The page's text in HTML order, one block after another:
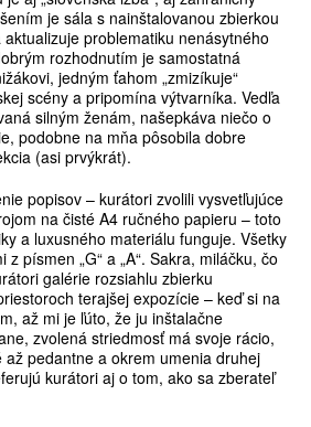
je sála s nainštalovanou zbierkou
problematiku nenásytného
rozhodnutím je samostatná
jedným ťahom „zmizíkuje“
scény a pripomína výtvarníka. Vedľa
silným ženám, našepkáva niečo o
podobne na mňa pôsobila dobre
(asi prvýkrát).
popisov – kurátori zvolili vysvetľujúce
na čisté A4 ručného papieru – toto
a luxusného materiálu funguje. Všetky
písmen „G“ a „A“. Sakra, miláčku, čo
galérie rozsiahlu zbierku
terajšej expozície – keď si na
až mi je ľúto, že ju inštalačne
zvolená striedmosť má svoje rácio,
pedantne a okrem umenia druhej
kurátori aj o tom, ako sa zberateľ